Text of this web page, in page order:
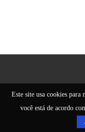
@2021 - All Right
Este site usa cookies para
você está de acordo